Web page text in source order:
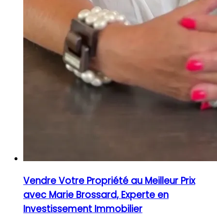
Vendre Votre Propriété au Meilleur Prix
avec Marie Brossard, Experte en
Investissement Immobilier